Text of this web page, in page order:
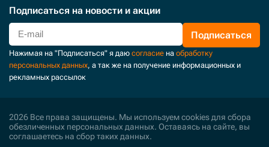
Подписаться на новости и акции
Подписаться
Нажимая на "Подписаться" я даю согласие на обработку
персональных данных, а так же на получение информационных и
рекламных рассылок
2026 Все права защищены. Мы используем cookies для сбора
обезличенных персональных данных. Оставаясь на сайте, вы
соглашаетесь на сбор таких данных.